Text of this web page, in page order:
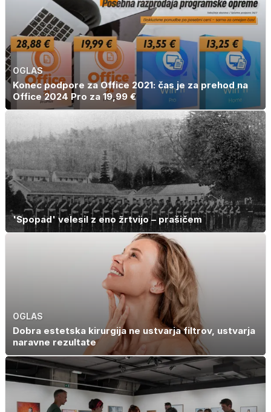
OGLAS
Konec podpore za Office 2021: čas je za prehod na
Office 2024 Pro za 19,99 €
'Spopad' velesil z eno žrtvijo – prašičem
OGLAS
Dobra estetska kirurgija ne ustvarja filtrov, ustvarja
naravne rezultate